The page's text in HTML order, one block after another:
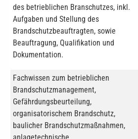
des betrieblichen Branschutzes, inkl.
Aufgaben und Stellung des
Brandschutzbeauftragten, sowie
Beauftragung, Qualifikation und
Dokumentation.
Fachwissen zum betrieblichen
Brandschutzmanagement,
Gefährdungsbeurteilung,
organisatorischem Brandschutz,
baulicher Brandschutzmaßnahmen,